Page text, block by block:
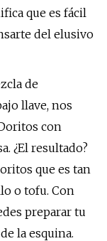
que es fácil
del elusivo
de
llave, nos
con
¿El resultado?
que es tan
o tofu. Con
preparar tu
la esquina.